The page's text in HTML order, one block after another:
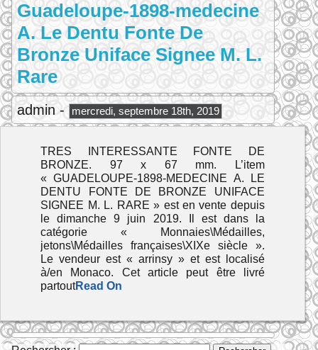
Guadeloupe-1898-medecine
A. Le Dentu Fonte De
Bronze Uniface Signee M. L.
Rare
admin - mercredi, septembre 18th, 2019
TRES INTERESSANTE FONTE DE
BRONZE. 97 x 67 mm. L’item
« GUADELOUPE-1898-MEDECINE A. LE
DENTU FONTE DE BRONZE UNIFACE
SIGNEE M. L. RARE » est en vente depuis
le dimanche 9 juin 2019. Il est dans la
catégorie « Monnaies\Médailles,
jetons\Médailles françaises\XIXe siècle ».
Le vendeur est « arrinsy » et est localisé
à/en Monaco. Cet article peut être livré
partoutRead On